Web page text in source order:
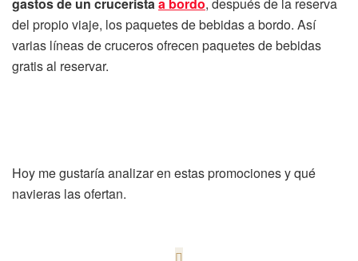
del propio viaje, los paquetes de bebidas a bordo. Así
varias líneas de cruceros ofrecen paquetes de bebidas
gratis al reservar.
Hoy me gustaría analizar en estas promociones y qué
navieras las ofertan.